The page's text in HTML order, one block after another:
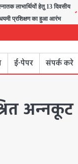
लाभार्थियों हेतु 13 दिवसीय
प्रशिक्षण का हुआ आरंभ
ई-पेपर संपर्क करे
अन्नकूट